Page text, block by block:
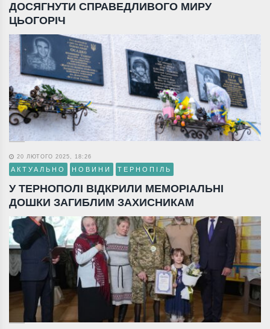
ДОСЯГНУТИ СПРАВЕДЛИВОГО МИРУ
ЦЬОГОРІЧ
20 ЛЮТОГО 2025, 18:26
АКТУАЛЬНО НОВИНИ ТЕРНОПІЛЬ
У ТЕРНОПОЛІ ВІДКРИЛИ МЕМОРІАЛЬНІ
ДОШКИ ЗАГИБЛИМ ЗАХИСНИКАМ